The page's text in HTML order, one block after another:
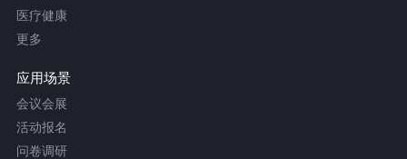
医疗健康
更多
应用场景
会议会展
活动报名
问卷调研